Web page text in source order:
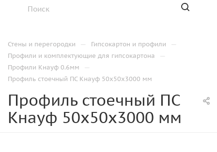
Стены и перегородки — Гипсокартон и профили —
Профили и комплектующие для гипсокартона —
Профили Кнауф 0.6мм —
Профиль стоечный ПС Кнауф 50х50х3000 мм
Профиль стоечный ПС
Кнауф 50х50х3000 мм